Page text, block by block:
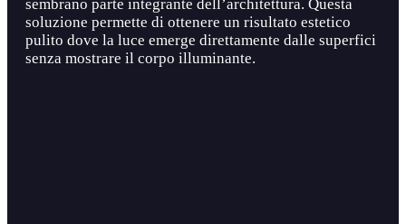
sembrano parte integrante dell’architettura. Questa
soluzione permette di ottenere un risultato estetico
pulito dove la luce emerge direttamente dalle superfici
senza mostrare il corpo illuminante.